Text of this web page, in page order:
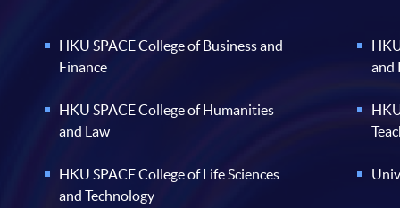
HKU SPACE College of Business and
Finance
HKU SPACE College of Humanities
and Law
HKU SPACE College of Life Sciences
and Technology
and